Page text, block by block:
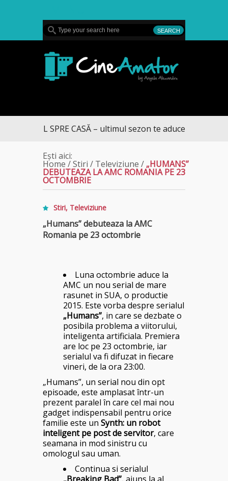
DRUMUL SPRE CASĂ – ultimul sezon te aduce la DIVA
Ești aici:
Home /Stiri / Televiziune / „HUMANS”
DEBUTEAZA LA AMC ROMANIA PE 23
OCTOMBRIE
Stiri, Televiziune
„Humans” debuteaza la AMC
Romania pe 23 octombrie
Luna octombrie aduce la
AMC un nou serial de mare
rasunet in SUA, o productie
2015. Este vorba despre serialul
„Humans”, in care se dezbate o
posibila problema a viitorului,
inteligenta artificiala. Premiera
are loc pe 23 octombrie, iar
serialul va fi difuzat in fiecare
vineri, de la ora 23:00.
„Humans”, un serial nou din opt
episoade, este amplasat într-un
prezent paralel în care cel mai nou
gadget indispensabil pentru orice
familie este un Synth: un robot
inteligent pe post de servitor, care
seamana in mod sinistru cu
omologul sau uman.
Continua si serialul